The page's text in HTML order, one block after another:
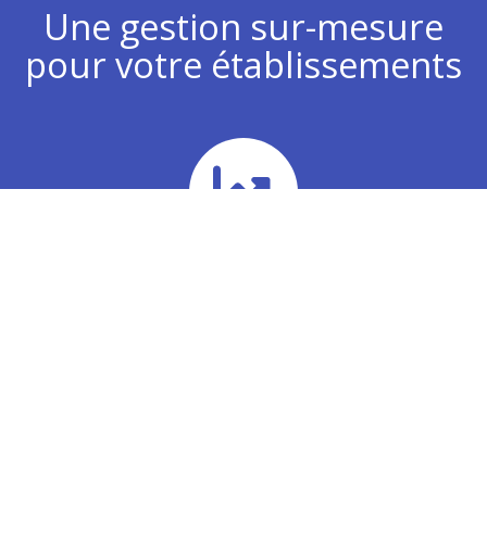
Une gestion sur-mesure
pour votre établissements